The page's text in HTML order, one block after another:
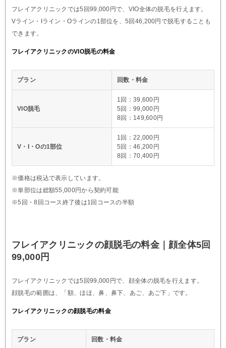
フレイアクリニックでは5回99,000円で、VIO全体の脱毛を行えます。
Vライン・Iライン・Oラインの1部位を、5回46,200円で脱毛することも
できます。
フレイアクリニックのVIO脱毛の料金
プラン 回数・料金
VIO脱毛
1回：39,600円
5回：99,000円
8回：149,600円
V・I・Oの1部位
1回：22,000円
5回：46,200円
8回：70,400円
※価格は税込で表示しています。
※単部位は総額55,000円から契約可能
※5回・8回コース終了後は1回コースの半額
フレイアクリニックの顔脱毛の料金｜顔全体5回
99,000円
フレイアクリニックでは5回99,000円で、顔全体の脱毛を行えます。
顔脱毛の範囲は、「額、ほほ、鼻、鼻下、あご、あご下」です。
フレイアクリニックの顔脱毛の料金
プラン 回数・料金